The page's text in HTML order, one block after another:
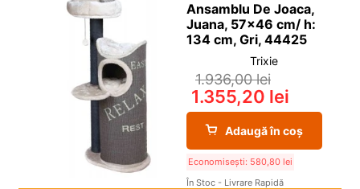
Ansamblu De Joaca,
Juana, 57×46 cm/ h:
134 cm, Gri, 44425
Trixie
1.936,00lei
1.355,20 lei
Adaugă în coș
Economisești: 580,80 lei
În Stoc - Livrare Rapidă